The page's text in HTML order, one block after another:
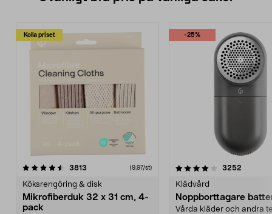
Kolla priset
3813 (9,97/st)
Köksrengöring & disk
Mikrofiberduk 32 x 31 cm, 4-
pack
-25%
4.0av 5 stjärnor 3252
Klädvård
Noppborttagare
Vårda kläder och andra
4.5av 5 stjärnor